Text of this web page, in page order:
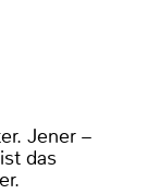
Jener –
das